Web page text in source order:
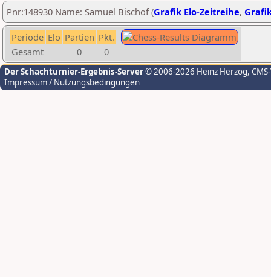
Pnr:148930 Name: Samuel Bischof (Grafik Elo-Zeitreihe,
Periode Elo Partien Pkt.
Gesamt
0 0
Der Schachturnier-Ergebnis-Server© 2006-2026 Heinz Herzog,
Impressum / Nutzungsbedingungen